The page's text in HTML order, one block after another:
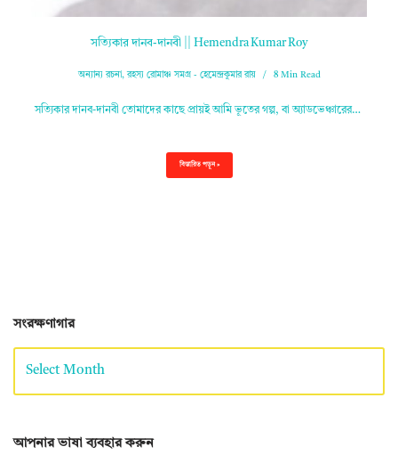
সত্যিকার দানব-দানবী || Hemendra Kumar Roy
অন্যান্য রচনা,রহস্য রোমাঞ্চ সমগ্র - হেমেন্দ্রকুমার রায় 8 Min Read
সত্যিকার দানব-দানবী তোমাদের কাছে প্রায়ই আমি ভূতের গল্প, বা অ্যাডভেঞ্চারের…
বিস্তারিত পড়ুন »
সংরক্ষণাগার
আপনার ভাষা ব্যবহার করুন